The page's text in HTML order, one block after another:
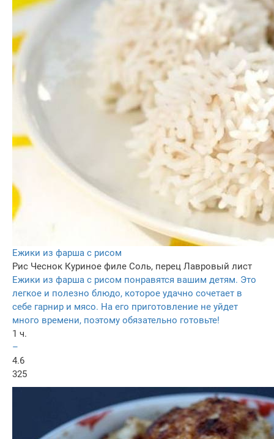
Ежики из фарша с рисом
Рис Чеснок Куриное филе Соль, перец Лавровый лист
Ежики из фарша с рисом понравятся вашим детям. Это
легкое и полезно блюдо, которое удачно сочетает в
себе гарнир и мясо. На его приготовление не уйдет
много времени, поэтому обязательно готовьте!
1 ч.
–
4.6
325